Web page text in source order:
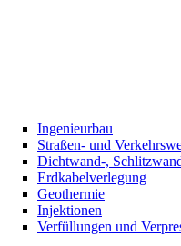
Ingenieurbau
Straßen- und
Dichtwand-,
Erdkabelverlegung
Geothermie
Injektionen
Verfüllungen und